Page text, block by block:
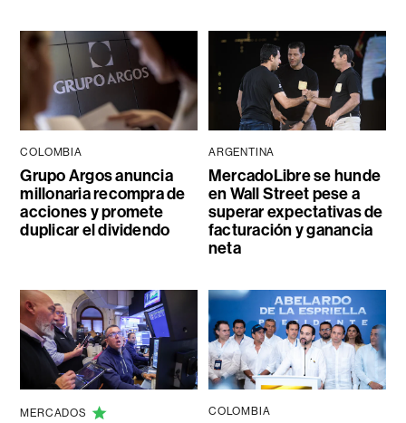
COLOMBIA
Grupo Argos anuncia
millonaria recompra de
acciones y promete
duplicar el dividendo
ARGENTINA
MercadoLibre se hunde
en Wall Street pese a
superar expectativas de
facturación y ganancia
neta
MERCADOS COLOMBIA